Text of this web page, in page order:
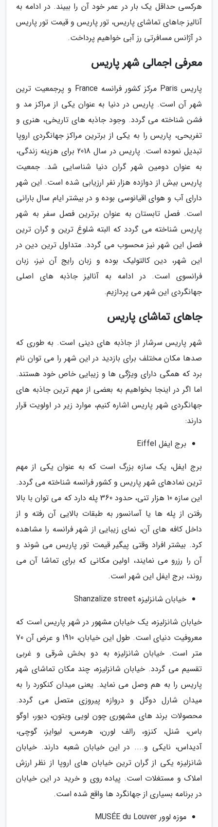
هرکسی حداقل یک بار در عمر خود آن را ببیند. در ادامه به
آنالیز جاهای تماشای پاریس، تور پاریس و قیمت تور پاریس
در آژانس مسافرتی رز آبی خواهیم پرداخت.
معرفی اجمالی شهر پاریس
پاریس Paris مرکز کشور فرانسه France و پرجمعیت ترین
شهر آن است. پاریس در دنیا به عنوان یکی از مراکز مد و
فشن شناخته می گردد. وجود جاذبه های تاریخی، هنری و
تفریحی، پاریس را به یکی از برترین مراکز جهانگردی اروپا
تبدیل نموده است. پاریس در سال 2018 برای هزینه زندگی،
به عنوان دومین شهر گران دنیا شناسایی شد. جمعیت
پاریس بیش از دوازده هزار نفر ارزیابی شده است. این شهر
دارای آب و هوای اقیانوسی بوده و در بیشتر ایام سال بارانی
است. فصل تابستان به عنوان برترین فصل سفر به شهر
پاریس شناخته می گردد که البته شلوغ ترین و گران ترین
فصل این شهر نیز محسوب می گردد. متداول ترین دین در
این شهر، دین کالتولیک بوده و زبان رایج آن نیز، زبان
فرانسوی است. در ادامه به آنالیز جاذبه های اصلی
جهانگردی این شهر می پردازیم.
جاهای تماشای پاریس
شهر پاریس سرشار از جاذبه های دینی است. به طوری که
صدها مکان مختلف برای بازدید در این شهر را می توان نام
برد که همگی دارای ویژگی ها و زیبایی خاص خود هستند.
اما اگر در اینجا بخواهیم به بعضی از مهم ترین جاذبه های
جهانگردی شهر پاریس اشاره کنیم، موارد زیر در اولویت قرار
دارند:
برج ایفل Eiffel
برج ایفل، یک سازه بزرگ است که به عنوان یکی از مهم
ترین نمادهای شهر پاریس و کشور فرانسه شناخته می گردد.
این سازه 10 هزار تنی، حدود 360 پله دارد که می توان با بالا
رفتن از پله ها یا آسانسور به طبقات بالایی آن رفته و از
داخل کافه های آن، نمای زیبایی از شهر فرانسه را مشاهده
کرد. بیشتر افراد وقتی پیگیر قیمت تور پاریس می شوند و
آن را رزرو می نمایند، اولین مکانی که برای تماشا آن می
روند، برج ایفل این شهر است.
خیابان شانزلیزه Shanzalize street
خیابان شانزلیزه، یک خیابان مشهور در شهر پاریس است که
معروفیت دنیای است. طول این خیابان، 1910 و عرض آن 70
متر است. خیابان شانزلیزه به دو بخش شرقی و غربی
تقسیم می گردد. خیابان شانزلیزه، چند مکان تماشای شهر
پاریس را به هم وصل می نماید. یعنی میدان کنکورد را به
میدان شارل دوگل و دروازه پیروزی متصل می گردد.
محصولات برند های مشهوری چون لویی ویتون، دیور، اوگو
باس، شنل، کنزو، رالف لورن، هرمس، لیوایز، گوچی،
آدیداس، نایکی و.... در این خیابان شعبه دارند. خیابان
شانزلیزه یکی از گران ترین خیابان های اروپا از نظر ارزش
املاک و مستغلات است. پیاده روی و خرید در این خیابان
در برنامه بسیاری از جهانگرد ها واقع شده است.
موزه لوور MUSÉE du Louver